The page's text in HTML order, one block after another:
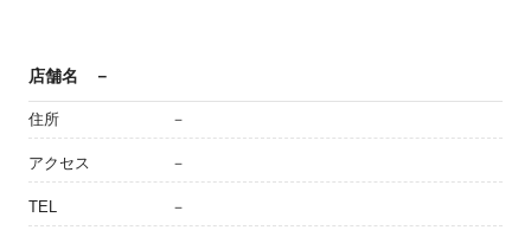
店舗名 －
住所 －
アクセス －
TEL －